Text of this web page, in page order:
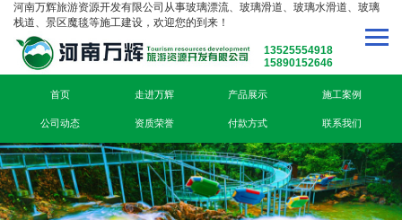
河南万辉旅游资源开发有限公司从事玻璃漂流、玻璃滑道、玻璃水滑道、玻璃
栈道、景区魔毯等施工建设，欢迎您的到来！
13525554918
15890152646
首页 走进万辉 产品展示 施工案例
公司动态 资质荣誉 付款方式 联系我们